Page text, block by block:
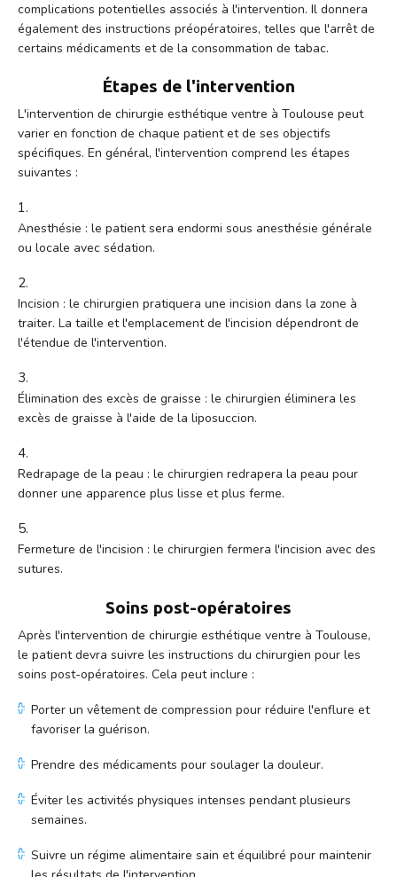
complications potentielles associés à l'intervention. Il donnera
également des instructions préopératoires, telles que l'arrêt de
certains médicaments et de la consommation de tabac.
Étapes de l'intervention
L'intervention de chirurgie esthétique ventre à Toulouse peut
varier en fonction de chaque patient et de ses objectifs
spécifiques. En général, l'intervention comprend les étapes
suivantes :
Anesthésie : le patient sera endormi sous anesthésie générale
ou locale avec sédation.
Incision : le chirurgien pratiquera une incision dans la zone à
traiter. La taille et l'emplacement de l'incision dépendront de
l'étendue de l'intervention.
Élimination des excès de graisse : le chirurgien éliminera les
excès de graisse à l'aide de la liposuccion.
Redrapage de la peau : le chirurgien redrapera la peau pour
donner une apparence plus lisse et plus ferme.
Fermeture de l'incision : le chirurgien fermera l'incision avec des
sutures.
Soins post-opératoires
Après l'intervention de chirurgie esthétique ventre à Toulouse,
le patient devra suivre les instructions du chirurgien pour les
soins post-opératoires. Cela peut inclure :
Porter un vêtement de compression pour réduire l'enflure et
favoriser la guérison.
Prendre des médicaments pour soulager la douleur.
Éviter les activités physiques intenses pendant plusieurs
semaines.
Suivre un régime alimentaire sain et équilibré pour maintenir